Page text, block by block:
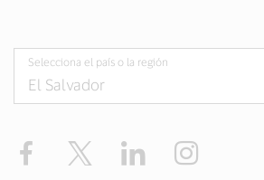
Selecciona el país o la región
Facebook Twitter LinkedIn